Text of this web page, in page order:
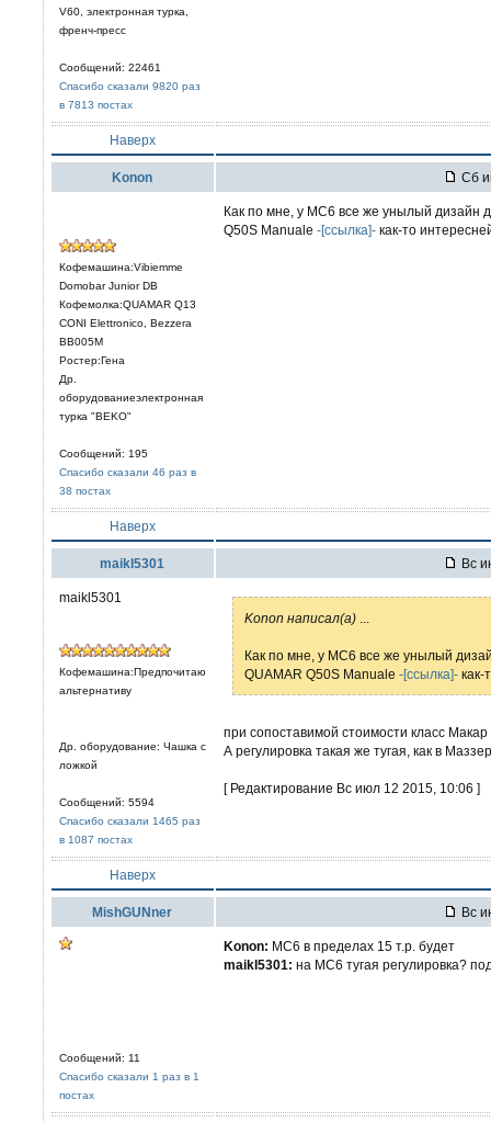
V60, электронная турка,
френч-пресс
Сообщений: 22461
Спасибо сказали 9820 раз
в 7813 постах
Наверх
Konon Сб
Кофемашина:Vibiemme
Domobar Junior DB
Кофемолка:QUAMAR Q13
CONI Elettronico, Bezzera
BB005M
Ростер:Гена
Др.
оборудованиеэлектронная
турка "BEKO"
Сообщений: 195
Спасибо сказали 46 раз в
38 постах
Как по мне, у МС6 все же унылый дизайн
Q50S Manuale -[ссылка]- как-то
Наверх
maikl5301 Вс
maikl5301
Кофемашина:Предпочитаю
альтернативу
Др. оборудование: Чашка с
ложкой
Сообщений: 5594
Спасибо сказали 1465 раз
в 1087 постах
Konon написал(а)
Как по мне, у МС6 все же унылый
QUAMAR Q50S Manuale -[ссылка]- как-
при сопоставимой стоимости класс
А регулировка такая же тугая, как в
[ Редактирование Вс июл 12 2015, 10:06 ]
Наверх
MishGUNner Вс
Сообщений: 11
Спасибо сказали 1 раз в 1
постах
Konon: MC6 в пределах 15 т.р. будет
maikl5301: на МС6 тугая регулировка?